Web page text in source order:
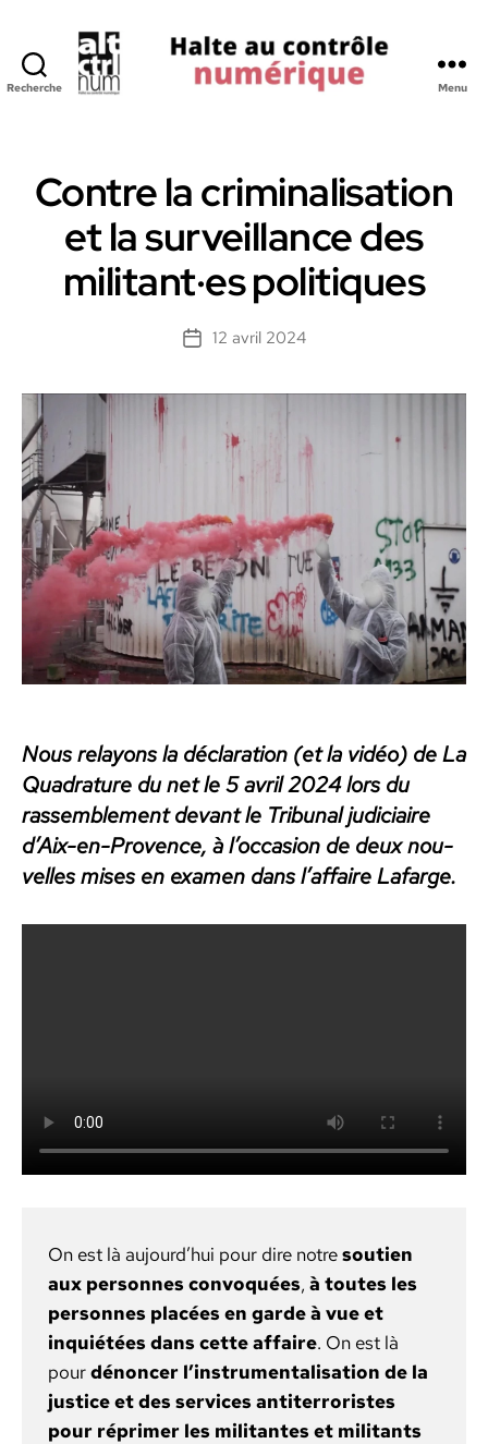
Recherche
Numerique
Menu
Contre la criminalisation
et la surveillance des
militant·es politiques
Date12 avril 2024
Nous relayons la déc­la­ra­tion (et la vidéo) de La
Quad­ra­ture du net le 5 avril 2024 lors du
rassem­ble­ment devant le Tri­bunal judi­ci­aire
d’Aix-en-Provence, à l’occasion de deux nou­
velles mis­es en exa­m­en dans l’affaire Lafarge.
On est là aujourd’hui pour dire notresou­tien
aux per­son­nes con­vo­quées, à toutes les
per­son­nes placées en garde à vue et
inquiétées dans cette affaire. On est là
pourdénon­cer l’instrumentalisation de la
jus­tice et des ser­vices antiter­ror­istes
pour réprimer les mil­i­tantes et mil­i­tants